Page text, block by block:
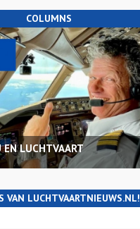
COLUMNS
EN LUCHTVAART
VAN LUCHTVAARTNIEUWS.NL!